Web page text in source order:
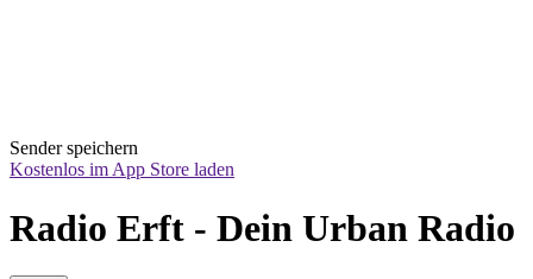
Sender speichern
Kostenlos im App Store laden
Radio Erft - Dein Urban Radio